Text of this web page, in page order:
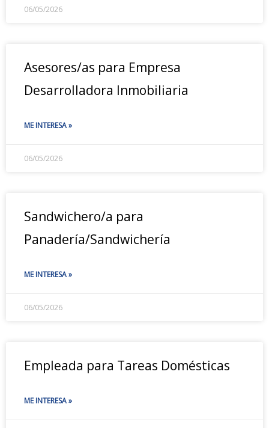
06/05/2026
Asesores/as para Empresa
Desarrolladora Inmobiliaria
ME INTERESA »
06/05/2026
Sandwichero/a para
Panadería/Sandwichería
ME INTERESA »
06/05/2026
Empleada para Tareas Domésticas
ME INTERESA »